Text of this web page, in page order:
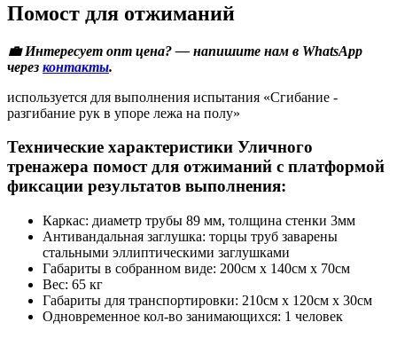
Помост для отжиманий
💼 Интересует опт цена? — напишите нам в WhatsApp
через контакты.
используется для выполнения испытания «Сгибание -
разгибание рук в упоре лежа на полу»
Технические характеристики Уличного
тренажера помост для отжиманий с платформой
фиксации результатов выполнения:
Каркас: диаметр трубы 89 мм, толщина стенки 3мм
Антивандальная заглушка: торцы труб заварены
стальными эллиптическими заглушками
Габариты в собранном виде: 200см х 140см х 70см
Вес: 65 кг
Габариты для транспортировки: 210см х 120см х 30см
Одновременное кол-во занимающихся: 1 человек